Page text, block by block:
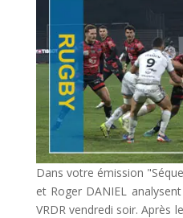
Dans votre émission
et Roger DANIEL
VRDR vendredi soir. Après